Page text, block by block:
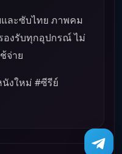
และซับไทย ภาพคม
งรับทุกอุปกรณ์ ไม่
จ่าย
งใหม่ #ซีรีย์